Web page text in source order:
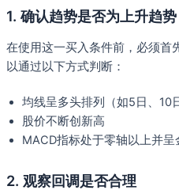
1. 确认趋势是否为上升趋势
在使用这一买入条件前，必须首
以通过以下方式判断：
均线呈多头排列（如5日、10
股价不断创新高
MACD指标处于零轴以上并呈
2. 观察回调是否合理